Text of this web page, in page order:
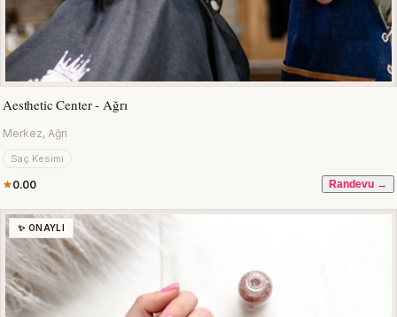
Aesthetic Center - Ağrı
Merkez, Ağrı
Saç Kesimi
0.00 Randevu →
✨ ONAYLI